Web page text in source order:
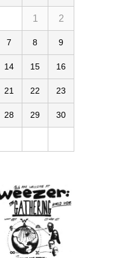
1 2
7 8 9
14 15 16
21 22 23
28 29 30